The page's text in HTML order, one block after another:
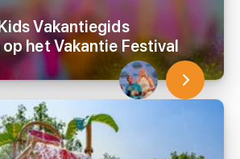
Vakantiegids
het Vakantie Festival